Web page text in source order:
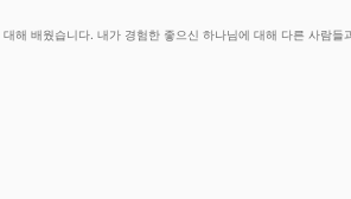
해 배웠습니다. 내가 경험한 좋으신 하나님에 대해 다른 사람